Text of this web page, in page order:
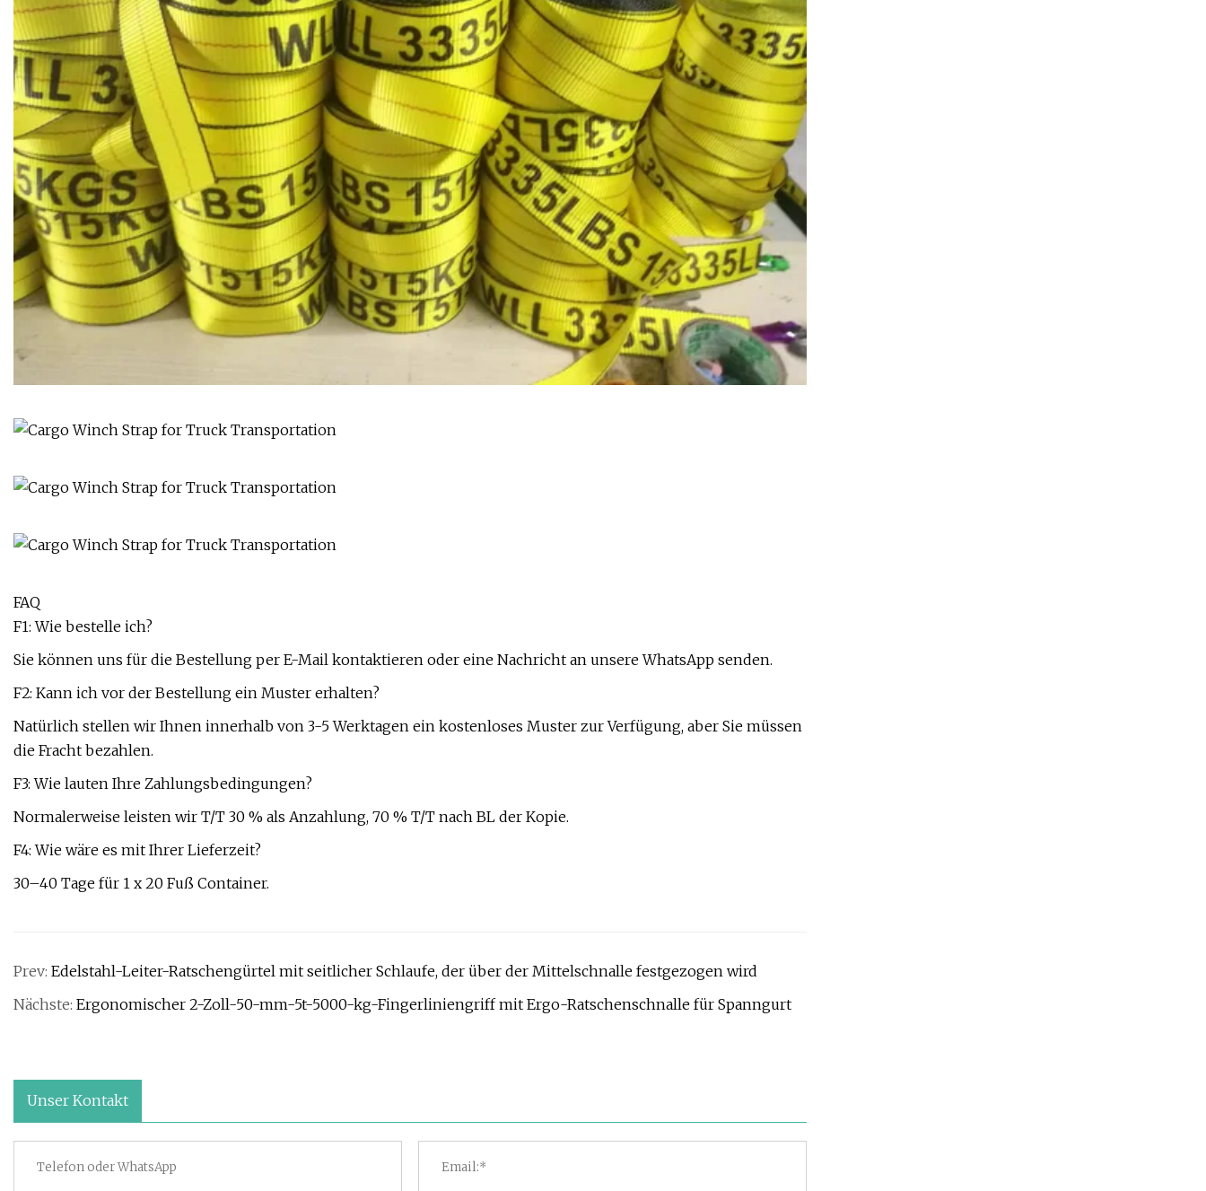
FAQ
F1: Wie bestelle ich?
Sie können uns für die Bestellung per E-Mail kontaktieren oder eine Nachricht an unsere WhatsApp senden.
F2: Kann ich vor der Bestellung ein Muster erhalten?
Natürlich stellen wir Ihnen innerhalb von 3-5 Werktagen ein kostenloses Muster zur Verfügung, aber Sie müssen
die Fracht bezahlen.
F3: Wie lauten Ihre Zahlungsbedingungen?
Normalerweise leisten wir T/T 30 % als Anzahlung, 70 % T/T nach BL der Kopie.
F4: Wie wäre es mit Ihrer Lieferzeit?
30–40 Tage für 1 x 20 Fuß Container.
Prev: Edelstahl-Leiter-Ratschengürtel mit seitlicher Schlaufe, der über der Mittelschnalle festgezogen wird
Nächste: Ergonomischer 2-Zoll-50-mm-5t-5000-kg-Fingerliniengriff mit Ergo-Ratschenschnalle für Spanngurt
Unser Kontakt